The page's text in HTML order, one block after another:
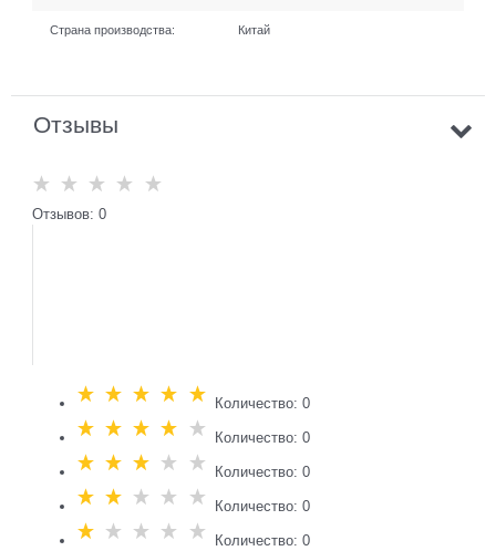
Страна производства: Китай
Отзывы
Отзывов: 0
Количество: 0
Количество: 0
Количество: 0
Количество: 0
Количество: 0